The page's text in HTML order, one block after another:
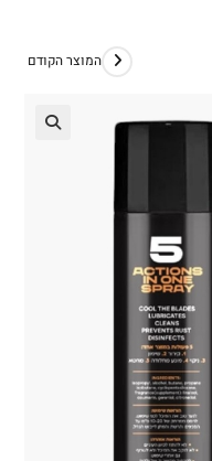
המוצר הקודם